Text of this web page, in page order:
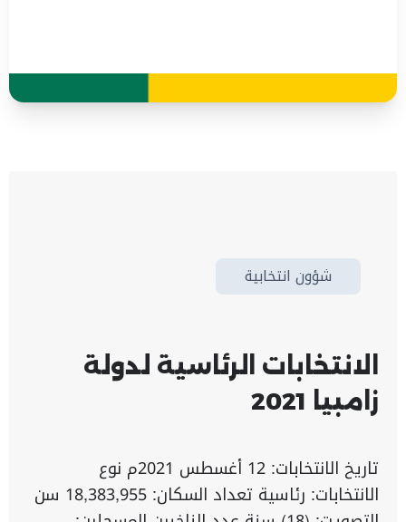
شؤون انتخابية
الانتخابات الرئاسية لدولة
زامبيا 2021
تاريخ الانتخابات: 12 أغسطس 2021م نوع
الانتخابات: رئاسية تعداد السكان: 18,383,955 سن